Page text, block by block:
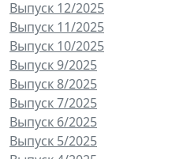
Выпуск 12/2025
Выпуск 11/2025
Выпуск 10/2025
Выпуск 9/2025
Выпуск 8/2025
Выпуск 7/2025
Выпуск 6/2025
Выпуск 5/2025